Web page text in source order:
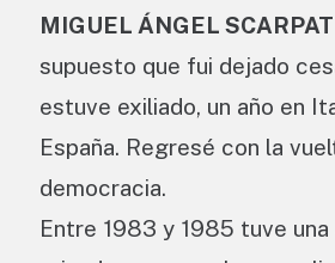
MIGUEL ÁNGEL
supuesto que fui dejado
estuve exiliado, un año en
España. Regresé con la
democracia.
Entre 1983 y 1985 tuve